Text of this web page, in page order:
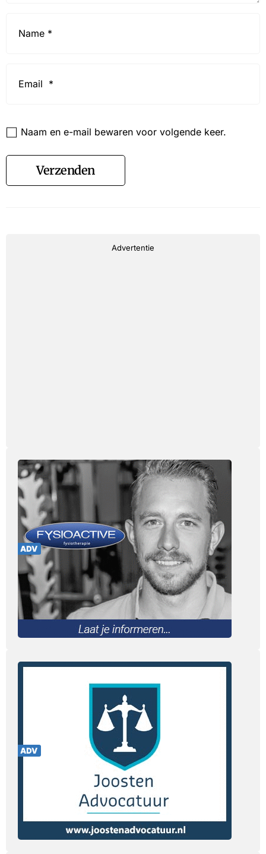
Naam en e-mail bewaren voor volgende keer.
Verzenden
Advertentie